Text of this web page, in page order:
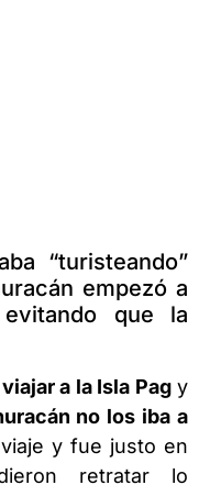
“turisteando”
empezó a
que la
viajar a la Isla Pagy
no los iba a
y fue justo en
retratar lo